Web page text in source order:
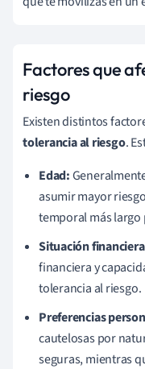
Factores que
riesgo
Existen distintos
tolerancia al riesgo.
Edad:
asumir mayor
temporal más
Situación
financiera y
tolerancia al riesgo.
Preferencias
cautelosas por
seguras, mientras